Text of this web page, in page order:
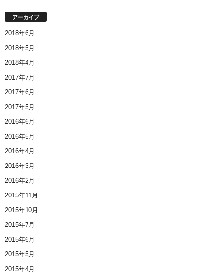
アーカイブ
2018年6月
2018年5月
2018年4月
2017年7月
2017年6月
2017年5月
2016年6月
2016年5月
2016年4月
2016年3月
2016年2月
2015年11月
2015年10月
2015年7月
2015年6月
2015年5月
2015年4月